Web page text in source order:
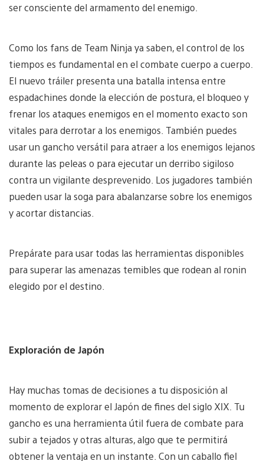
ser consciente del armamento del enemigo.
Como los fans de Team Ninja ya saben, el control de los
tiempos es fundamental en el combate cuerpo a cuerpo.
El nuevo tráiler presenta una batalla intensa entre
espadachines donde la elección de postura, el bloqueo y
frenar los ataques enemigos en el momento exacto son
vitales para derrotar a los enemigos. También puedes
usar un gancho versátil para atraer a los enemigos lejanos
durante las peleas o para ejecutar un derribo sigiloso
contra un vigilante desprevenido. Los jugadores también
pueden usar la soga para abalanzarse sobre los enemigos
y acortar distancias.
Prepárate para usar todas las herramientas disponibles
para superar las amenazas temibles que rodean al ronin
elegido por el destino.
Exploración de Japón
Hay muchas tomas de decisiones a tu disposición al
momento de explorar el Japón de fines del siglo XIX. Tu
gancho es una herramienta útil fuera de combate para
subir a tejados y otras alturas, algo que te permitirá
obtener la ventaja en un instante. Con un caballo fiel